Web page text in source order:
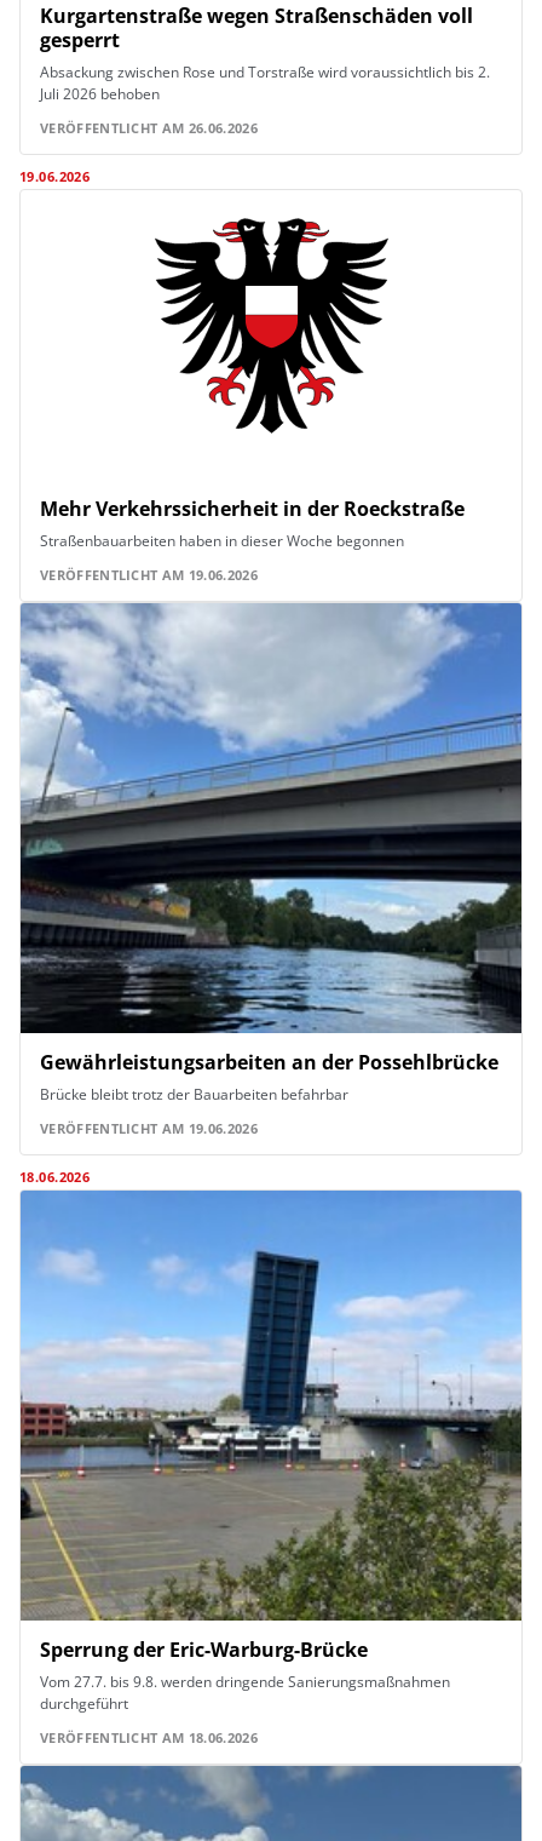
Kurgartenstraße wegen Straßenschäden voll
gesperrt
Absackung zwischen Rose und Torstraße wird voraussichtlich bis 2.
Juli 2026 behoben
VERÖFFENTLICHT AM 26.06.2026
19.06.2026
Mehr Verkehrssicherheit in der Roeckstraße
Straßenbauarbeiten haben in dieser Woche begonnen
VERÖFFENTLICHT AM 19.06.2026
Gewährleistungsarbeiten an der Possehlbrücke
Brücke bleibt trotz der Bauarbeiten befahrbar
VERÖFFENTLICHT AM 19.06.2026
18.06.2026
Sperrung der Eric-Warburg-Brücke
Vom 27.7. bis 9.8. werden dringende Sanierungsmaßnahmen
durchgeführt
VERÖFFENTLICHT AM 18.06.2026